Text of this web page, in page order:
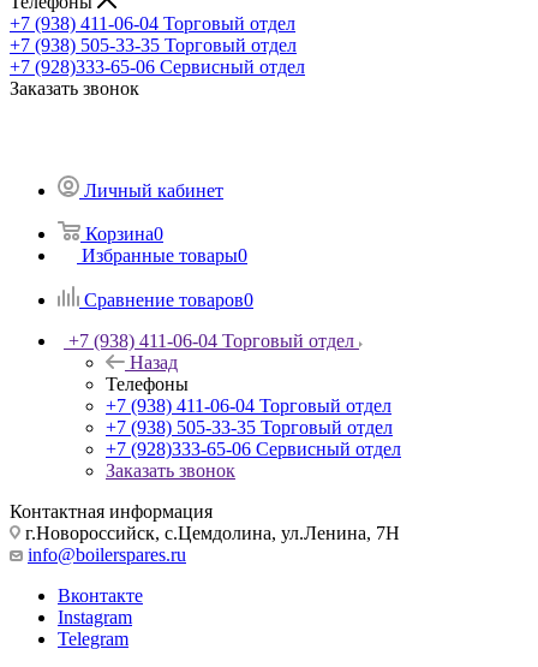
+7 (938) 411-06-04 Торговый отдел
+7 (938) 505-33-35 Торговый отдел
+7 (928)333-65-06 Сервисный отдел
Заказать звонок
Личный кабинет
Корзина0
Избранные товары0
Сравнение товаров0
+7 (938) 411-06-04 Торговый отдел
Назад
Телефоны
+7 (938) 411-06-04 Торговый отдел
+7 (938) 505-33-35 Торговый отдел
+7 (928)333-65-06 Сервисный отдел
Заказать звонок
Контактная информация
г.Новороссийск, с.Цемдолина, ул.Ленина, 7Н
info@boilerspares.ru
Вконтакте
Instagram
Telegram